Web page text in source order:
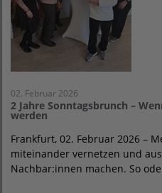
02. Februar 2026
2 Jahre Sonntagsbrunch –
werden
Frankfurt, 02. Februar 2026 –
miteinander vernetzen und
Nachbar:innen machen. So